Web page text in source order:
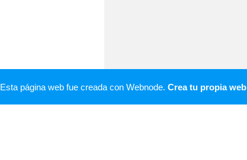
Esta página web fue creada con Webnode. Crea tu propia web